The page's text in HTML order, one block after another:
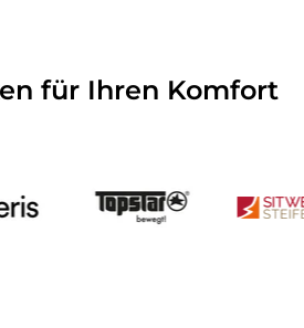
für Ihren Komfort